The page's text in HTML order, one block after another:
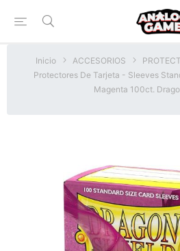
Inicio ACCESORIOS
Protectores De Tarjeta - Sleeves
Magenta 100ct.